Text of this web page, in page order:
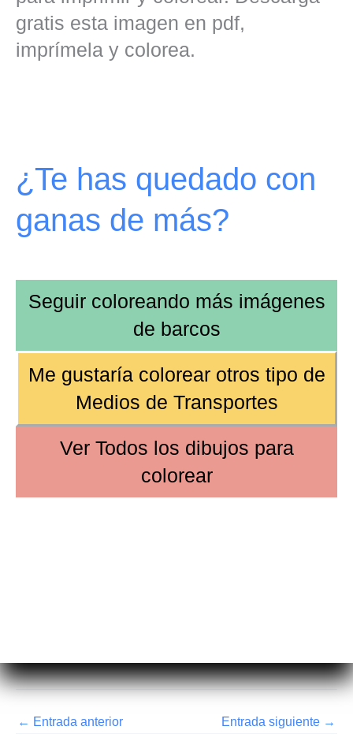
gratis esta imagen en pdf,
imprímela y colorea.
¿Te has quedado con
ganas de más?
Seguir coloreando más imágenes
de barcos
Me gustaría colorear otros tipo de
Medios de Transportes
Ver Todos los dibujos para
colorear
← Entrada anterior Entrada siguiente →